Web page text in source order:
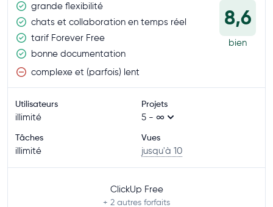
grande flexibilité
chats et collaboration en temps réel
tarif Forever Free
bonne documentation
complexe et (parfois) lent
8,6
bien
Utilisateurs
illimité
Projets
5 - ∞
Tâches
illimité
Vues
jusqu'à 10
ClickUp Free
+ 2 autres forfaits